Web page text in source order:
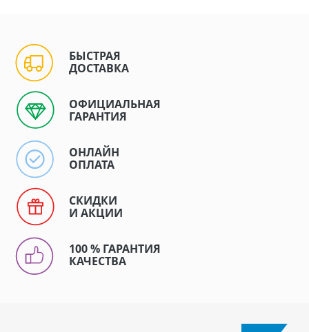
БЫСТРАЯ
ДОСТАВКА
ОФИЦИАЛЬНАЯ
ГАРАНТИЯ
ОНЛАЙН
ОПЛАТА
СКИДКИ
И АКЦИИ
100 % ГАРАНТИЯ
КАЧЕСТВА